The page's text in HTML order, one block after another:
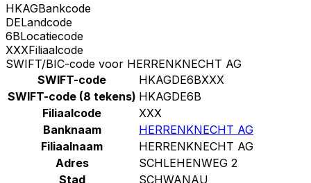
HKAGBankcode
DELandcode
6BLocatiecode
XXXFiliaalcode
SWIFT/BIC-code voor HERRENKNECHT AG
SWIFT-code
HKAGDE6BXXX
SWIFT-code (8 tekens) HKAGDE6B
Filiaalcode
XXX
Banknaam
HERRENKNECHT AG
Filiaalnaam
HERRENKNECHT AG
Adres
SCHLEHENWEG 2
Stad
SCHWANAU